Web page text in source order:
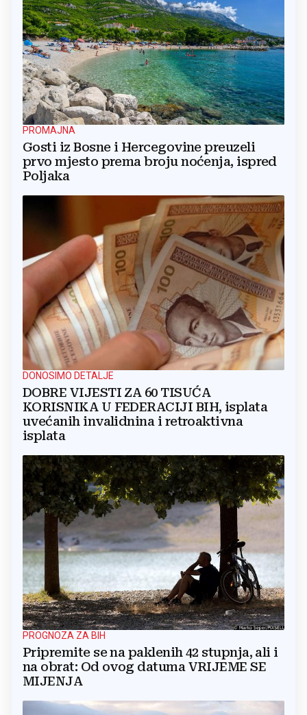
PROMAJNA
Gosti iz Bosne i Hercegovine preuzeli
prvo mjesto prema broju noćenja, ispred
Poljaka
DONOSIMO DETALJE
DOBRE VIJESTI ZA 60 TISUĆA
KORISNIKA U FEDERACIJI BIH, isplata
uvećanih invalidnina i retroaktivna
isplata
PROGNOZA ZA BIH
Pripremite se na paklenih 42 stupnja, ali i
na obrat: Od ovog datuma VRIJEME SE
MIJENJA